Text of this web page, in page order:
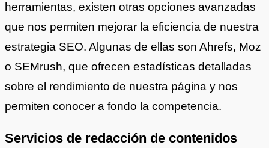
herramientas, existen otras opciones avanzadas
que nos permiten mejorar la eficiencia de nuestra
estrategia SEO. Algunas de ellas son Ahrefs, Moz
o SEMrush, que ofrecen estadísticas detalladas
sobre el rendimiento de nuestra página y nos
permiten conocer a fondo la competencia.
Servicios de redacción de contenidos